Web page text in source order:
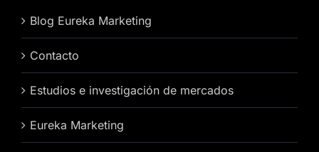
Blog Eureka Marketing
Contacto
Estudios e investigación de mercados
Eureka Marketing